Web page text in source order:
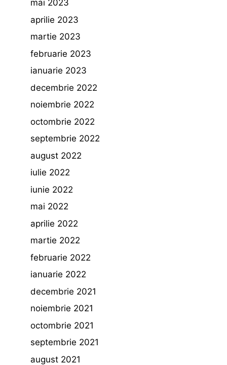
mai 2023
aprilie 2023
martie 2023
februarie 2023
ianuarie 2023
decembrie 2022
noiembrie 2022
octombrie 2022
septembrie 2022
august 2022
iulie 2022
iunie 2022
mai 2022
aprilie 2022
martie 2022
februarie 2022
ianuarie 2022
decembrie 2021
noiembrie 2021
octombrie 2021
septembrie 2021
august 2021